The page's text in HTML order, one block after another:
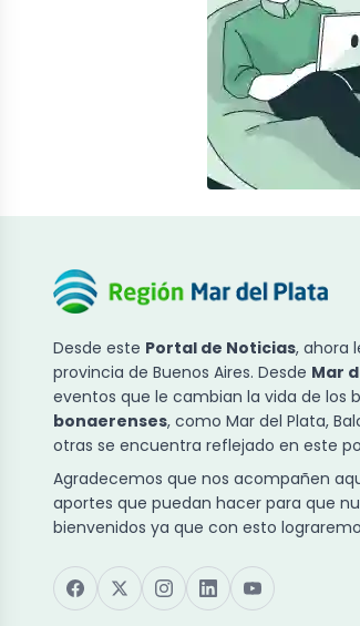
Desde este Portal de Noticias, ahora
provincia de Buenos Aires. Desde Mar
eventos que le cambian la vida de los
bonaerenses, como Mar del Plata,
otras se encuentra reflejado en este
Agradecemos que nos acompañen
aportes que puedan hacer para que
bienvenidos ya que con esto